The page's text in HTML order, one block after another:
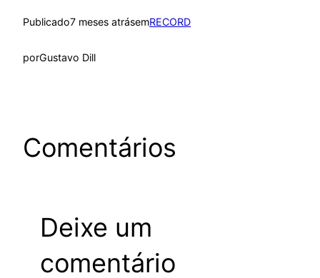
Publicado7 meses atrásemRECORD
porGustavo Dill
Comentários
Deixe um
comentário